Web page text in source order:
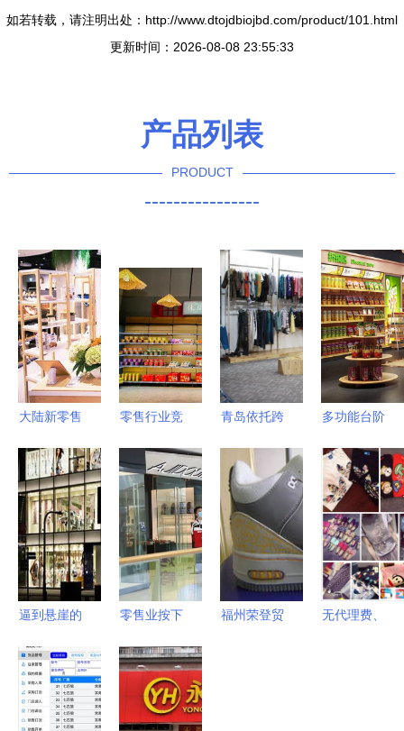
如若转载，请注明出处：http://www.dtojdbiojbd.com/product/101.html
更新时间：2026-08-08 23:55:33
产品列表
PRODUCT
----------------
大陆新零售
湾鞋帽市场
机遇与挑战
并存
零售行业竞
烈，如何从
商品赛道快
速突围 鞋
帽零售的策
略与实践
青岛依托跨
力纺织服装
产业升级
多功能台阶
力鞋帽零售
空间完美升
级
逼到悬崖的
零售如何绝
地逆袭？
零售业按下
鞍山主城区
大型商场有
序复工，互
福州荣登贸
无代理费、